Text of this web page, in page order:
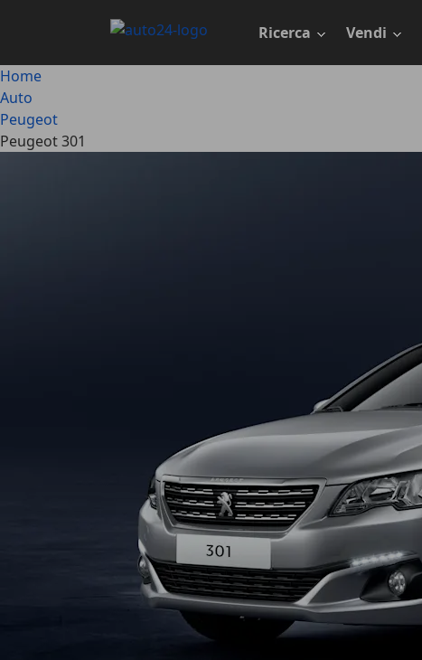
principale
Ricerca Vendi
Home
Auto
Peugeot
Peugeot 301